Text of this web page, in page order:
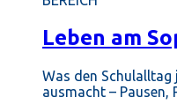
Leben am
Was den
ausmacht – Pausen,